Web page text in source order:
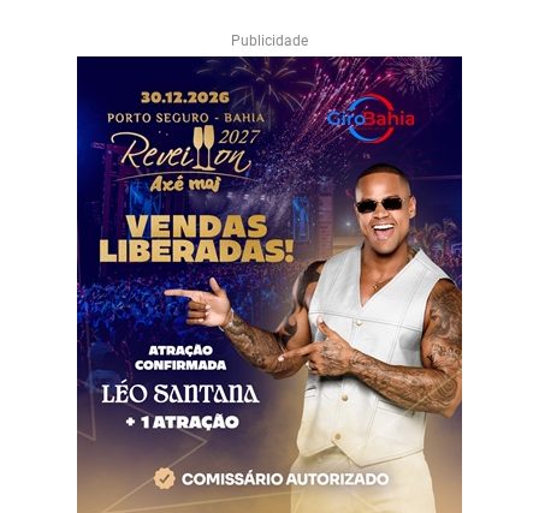
Publicidade